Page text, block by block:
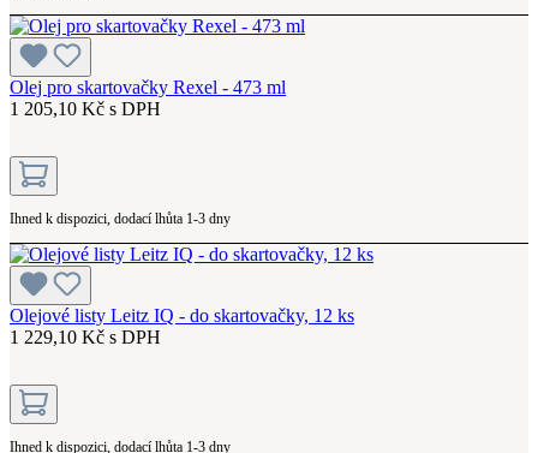
Olej pro skartovačky Rexel - 473 ml
1 205,10 Kč s DPH
Ihned k dispozici, dodací lhůta 1-3 dny
Olejové listy Leitz IQ - do skartovačky, 12 ks
1 229,10 Kč s DPH
Ihned k dispozici, dodací lhůta 1-3 dny